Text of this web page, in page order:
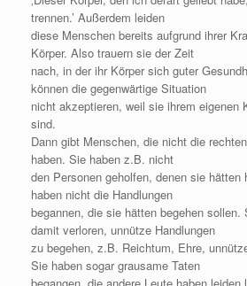
trennen.’ Außerdem leiden
diese Menschen bereits aufgrund ihrer
Körper. Also trauern sie der Zeit
nach, in der ihr Körper sich guter
können die gegenwärtige Situation
nicht akzeptieren, weil sie ihrem eigenen
sind.
Dann gibt Menschen, die nicht die
haben. Sie haben z.B. nicht
den Personen geholfen, denen sie hätten
haben nicht die Handlungen
begannen, die sie hätten begehen sollen.
damit verloren, unnütze Handlungen
zu begehen, z.B. Reichtum, Ehre,
Sie haben sogar grausame Taten